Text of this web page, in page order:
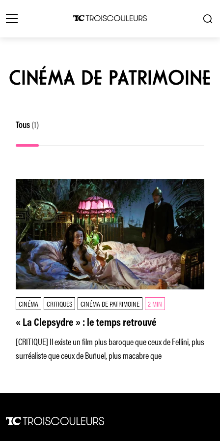
CINÉMA DE PATRIMOINE
Tous (1)
CINÉMA CRITIQUES CINÉMA DE PATRIMOINE 2 MIN
« La Clepsydre » : le temps retrouvé
[CRITIQUE] Il existe un film plus baroque que ceux de Fellini, plus
surréaliste que ceux de Buñuel, plus macabre que